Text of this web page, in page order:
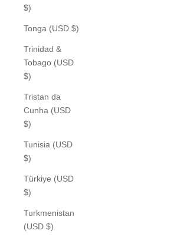
$)
Tonga (USD $)
Trinidad &
Tobago (USD
$)
Tristan da
Cunha (USD
$)
Tunisia (USD
$)
Türkiye (USD
$)
Turkmenistan
(USD $)